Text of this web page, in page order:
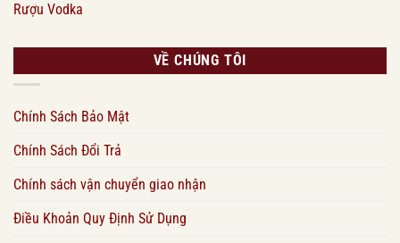
Rượu Vodka
VỀ CHÚNG TÔI
Chính Sách Bảo Mật
Chính Sách Đổi Trả
Chính sách vận chuyển giao nhận
Điều Khoản Quy Định Sử Dụng